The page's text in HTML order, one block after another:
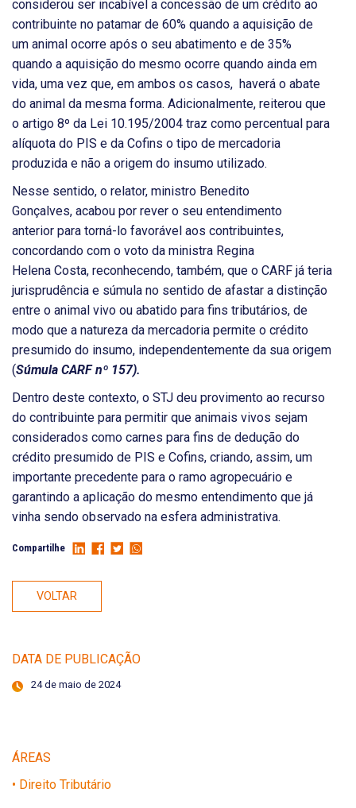
considerou ser incabível a concessão de um crédito ao
contribuinte no patamar de 60% quando a aquisição de
um animal ocorre após o seu abatimento e de 35%
quando a aquisição do mesmo ocorre quando ainda em
vida, uma vez que, em ambos os casos, haverá o abate
do animal da mesma forma. Adicionalmente, reiterou que
o artigo 8º da Lei 10.195/2004 traz como percentual para
alíquota do PIS e da Cofins o tipo de mercadoria
produzida e não a origem do insumo utilizado.
Nesse sentido, o relator, ministro Benedito
Gonçalves, acabou por rever o seu entendimento
anterior para torná-lo favorável aos contribuintes,
concordando com o voto da ministra Regina
Helena Costa, reconhecendo, também, que o CARF já teria
jurisprudência e súmula no sentido de afastar a distinção
entre o animal vivo ou abatido para fins tributários, de
modo que a natureza da mercadoria permite o crédito
presumido do insumo, independentemente da sua origem
(Súmula CARF nº 157).
Dentro deste contexto, o STJ deu provimento ao recurso
do contribuinte para permitir que animais vivos sejam
considerados como carnes para fins de dedução do
crédito presumido de PIS e Cofins, criando, assim, um
importante precedente para o ramo agropecuário e
garantindo a aplicação do mesmo entendimento que já
vinha sendo observado na esfera administrativa.
Compartilhe
VOLTAR
DATA DE PUBLICAÇÃO
24 de maio de 2024
ÁREAS
• Direito Tributário